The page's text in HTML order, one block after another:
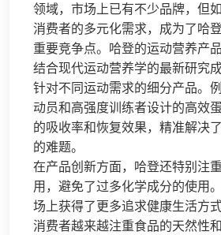
领域，市场上已有不少品牌，但
消费者的多元化需求，成为了哈
重要竞争点。哈登的运动营养产
结合现代运动营养学的最新研究
针对不同运动需求的细分产品。
动员和高强度训练者设计的高效
的吸收率和恢复效果，精准解决
的难题。
在产品创新方面，哈登还特别注
用，避免了过多化学成分的使用
场上获得了更多追求健康生活方
消费者越来越注重食品的天然性